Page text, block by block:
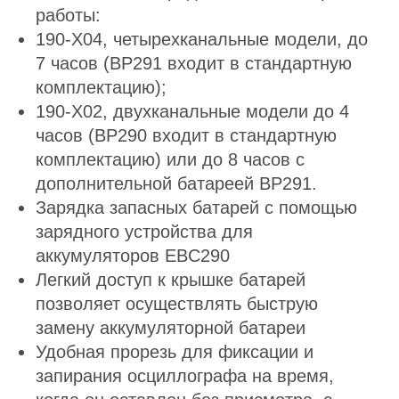
работы:
190-X04, четырехканальные модели, до
7 часов (BP291 входит в стандартную
комплектацию);
190-X02, двухканальные модели до 4
часов (BP290 входит в стандартную
комплектацию) или до 8 часов с
дополнительной батареей BP291.
Зарядка запасных батарей с помощью
зарядного устройства для
аккумуляторов EBC290
Легкий доступ к крышке батарей
позволяет осуществлять быструю
замену аккумуляторной батареи
Удобная прорезь для фиксации и
запирания осциллографа на время,